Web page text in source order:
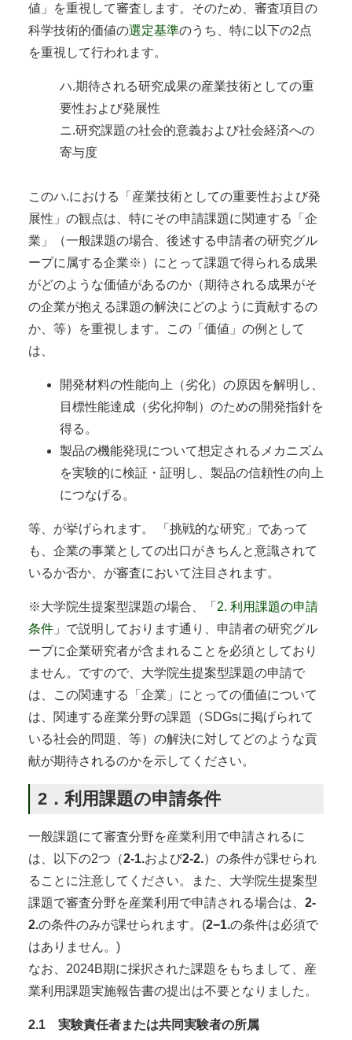
値」を重視して審査します。そのため、審査項目の
科学技術的価値の選定基準のうち、特に以下の2点
を重視して行われます。
ハ.期待される研究成果の産業技術としての重
要性および発展性
ニ.研究課題の社会的意義および社会経済への
寄与度
このハ.における「産業技術としての重要性および発
展性」の観点は、特にその申請課題に関連する「企
業」（一般課題の場合、後述する申請者の研究グル
ープに属する企業※）にとって課題で得られる成果
がどのような価値があるのか（期待される成果がそ
の企業が抱える課題の解決にどのように貢献するの
か、等）を重視します。この「価値」の例として
は、
開発材料の性能向上（劣化）の原因を解明し、
目標性能達成（劣化抑制）のための開発指針を
得る。
製品の機能発現について想定されるメカニズム
を実験的に検証・証明し、製品の信頼性の向上
につなげる。
等、が挙げられます。 「挑戦的な研究」であって
も、企業の事業としての出口がきちんと意識されて
いるか否か、が審査において注目されます。
※大学院生提案型課題の場合、「 2. 利用課題の申請
条件」で説明しております通り、申請者の研究グル
ープに企業研究者が含まれることを必須としており
ません。ですので、大学院生提案型課題の申請で
は、この関連する「企業」にとっての価値について
は、関連する産業分野の課題（SDGsに掲げられて
いる社会的問題、等）の解決に対してどのような貢
献が期待されるのかを示してください。
2．利用課題の申請条件
一般課題にて審査分野を産業利用で申請されるに
は、以下の2つ（2-1.および2-2.）の条件が課せられ
ることに注意してください。また、大学院生提案型
課題で審査分野を産業利用で申請される場合は、 2-
2.の条件のみが課せられます。(2−1.の条件は必須で
はありません。)
なお、2024B期に採択された課題をもちまして、産
業利用課題実施報告書の提出は不要となりました。
2.1 実験責任者または共同実験者の所属